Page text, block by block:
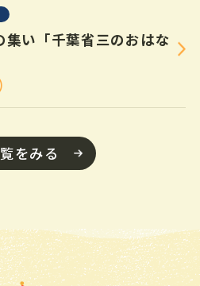
おおきい動物・ち
いさい動物
平和を考える子ど
いさい動物
休館日
をみる
い「千葉省三のおはな